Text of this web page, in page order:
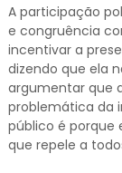
A participação
e congruência
incentivar a
dizendo que ela
argumentar que
problemática da
público é porque
que repele a